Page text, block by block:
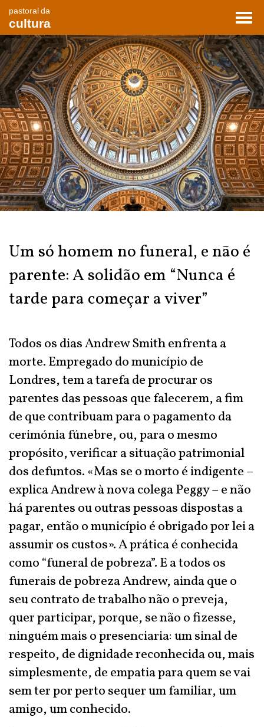
pastoral da
cultura
Um só homem no funeral, e não é
parente: A solidão em “Nunca é
tarde para começar a viver”
Todos os dias Andrew Smith enfrenta a
morte. Empregado do município de
Londres, tem a tarefa de procurar os
parentes das pessoas que falecerem, a fim
de que contribuam para o pagamento da
cerimónia fúnebre, ou, para o mesmo
propósito, verificar a situação patrimonial
dos defuntos. «Mas se o morto é indigente –
explica Andrew à nova colega Peggy – e não
há parentes ou outras pessoas dispostas a
pagar, então o município é obrigado por lei a
assumir os custos». A prática é conhecida
como “funeral de pobreza”. E a todos os
funerais de pobreza Andrew, ainda que o
seu contrato de trabalho não o preveja,
quer participar, porque, se não o fizesse,
ninguém mais o presenciaria: um sinal de
respeito, de dignidade reconhecida ou, mais
simplesmente, de empatia para quem se vai
sem ter por perto sequer um familiar, um
amigo, um conhecido.